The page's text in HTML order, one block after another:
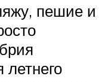
пешие и